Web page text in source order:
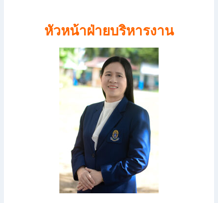
หัวหน้าฝ่ายบริหารงาน